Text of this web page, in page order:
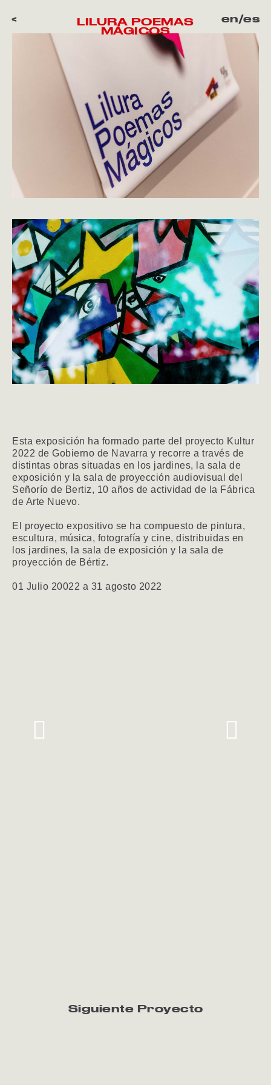
LILURA POEMAS
MÁGICOS
< en/es
Esta exposición ha formado parte del proyecto Kultur
2022 de Gobierno de Navarra y recorre a través de
distintas obras situadas en los jardines, la sala de
exposición y la sala de proyección audiovisual del
Señorío de Bertiz, 10 años de actividad de la Fábrica
de Arte Nuevo.
El proyecto expositivo se ha compuesto de pintura,
escultura, música, fotografía y cine, distribuidas en
los jardines, la sala de exposición y la sala de
proyección de Bértiz.
01 Julio 20022 a 31 agosto 2022
Siguiente Proyecto